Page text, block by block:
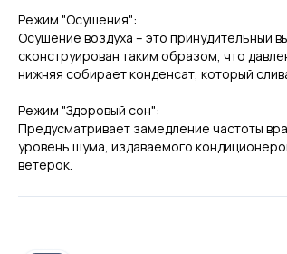
Режим "Осушения":
Осушение воздуха – это принудительный
сконструирован таким образом, что
нижняя собирает конденсат, который
Режим "Здоровый сон":
Предусматривает замедление частоты
уровень шума, издаваемого
ветерок.